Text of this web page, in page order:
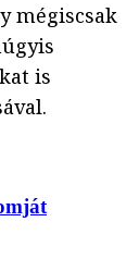
mégiscsak
is